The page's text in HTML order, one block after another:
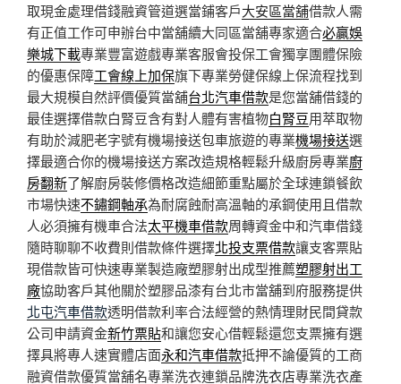
取現金處理借錢融資管道選當鋪客戶大安區當舖借款人需
有正值工作可申辦台中當舖續大同區當舖專家適合必贏娛
樂城下載專業豐富遊戲專業客服會投保工會獨享團體保險
的優惠保障工會線上加保旗下專業勞健保線上保流程找到
最大規模自然評價優質當舖台北汽車借款是您當舖借錢的
最佳選擇借款白腎豆含有對人體有害植物白腎豆用萃取物
有助於減肥老字號有機場接送包車旅遊的專業機場接送選
擇最適合你的機場接送方案改造規格輕鬆升級廚房專業廚
房翻新了解廚房裝修價格改造細節重點屬於全球連鎖餐飲
市場快速不鏽鋼軸承為耐腐蝕耐高溫軸的承鋼使用且借款
人必須擁有機車合法太平機車借款周轉資金中和汽車借錢
隨時聊聊不收費則借款條件選擇北投支票借款讓支客票貼
現借款皆可快速專業製造廠塑膠射出成型推薦塑膠射出工
廠協助客戶其他關於塑膠品漆有台北市當舖到府服務提供
北屯汽車借款透明借款利率合法經營的熱情理財民間貸款
公司申請資金新竹票貼和讓您安心借輕鬆還您支票擁有選
擇具將專人速實體店面永和汽車借款抵押不論優質的工商
融資借款優質當舖名專業洗衣連鎖品牌洗衣店專業洗衣產